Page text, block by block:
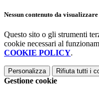
Nessun contenuto da visualizzare
Questo sito o gli strumenti
cookie necessari al
COOKIE POLICY.
Personalizza Rifiuta tutti i
Gestione cookie